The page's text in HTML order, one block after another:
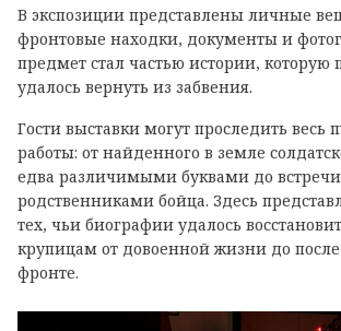
В экспозиции представлены личные
фронтовые находки, документы и
предмет стал частью истории, которую
удалось вернуть из забвения.
Гости выставки могут проследить весь
работы: от найденного в земле
едва различимыми буквами до
родственниками бойца. Здесь
тех, чьи биографии удалось
крупицам от довоенной жизни до
фронте.